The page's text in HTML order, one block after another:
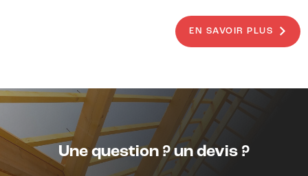
EN SAVOIR PLUS
Une question ? un devis ?